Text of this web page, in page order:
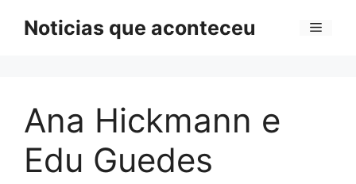
Noticias que aconteceu Menu
Ana Hickmann e
Edu Guedes